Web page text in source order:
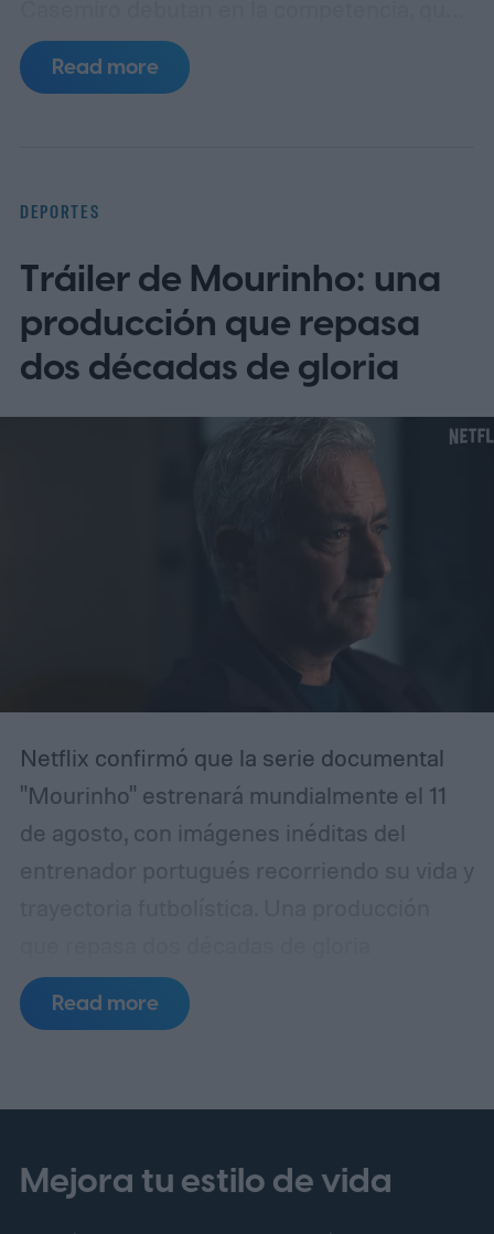
además se transmite en exclusiva por
Apple TV. Desde este martes 4 de agosto
de Clubes de la FIFA. Qué es la Leagues
Cup y por qué importa
Read more
DEPORTES
Tráiler de Mourinho: una
producción que repasa
dos décadas de gloria
Netflix confirmó que la serie documental
"Mourinho" estrenará mundialmente el 11
de agosto, con imágenes inéditas del
entrenador portugués recorriendo su vida y
Read more
Mejora tu estilo de vida